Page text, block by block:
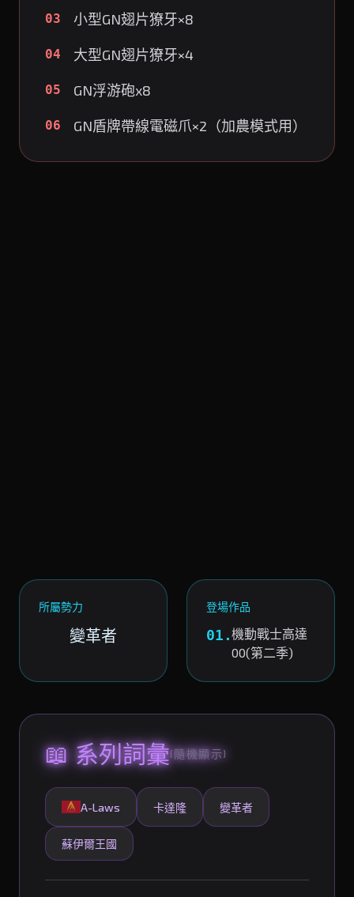
03 小型GN翅片獠牙×8
04 大型GN翅片獠牙×4
05 GN浮游砲x8
06 GN盾牌帶線電磁爪×2（加農模式用）
所屬勢力
變革者
登場作品
01.機動戰士高達
00(第二季)
📖 系列詞彙(隨機顯示)
A-Laws 卡達隆 變革者
蘇伊爾王國